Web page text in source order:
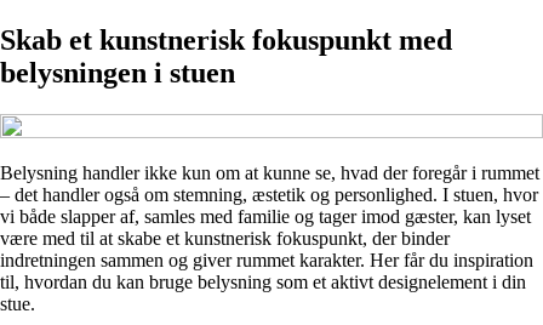
Skab et kunstnerisk fokuspunkt med
belysningen i stuen
Belysning handler ikke kun om at kunne se, hvad der foregår i rummet
– det handler også om stemning, æstetik og personlighed. I stuen, hvor
vi både slapper af, samles med familie og tager imod gæster, kan lyset
være med til at skabe et kunstnerisk fokuspunkt, der binder
indretningen sammen og giver rummet karakter. Her får du inspiration
til, hvordan du kan bruge belysning som et aktivt designelement i din
stue.